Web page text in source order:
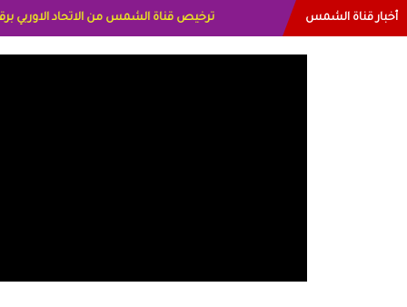
أخبار قناة الشمس